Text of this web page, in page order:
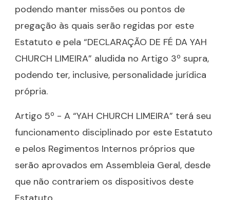
podendo manter missões ou pontos de
pregação às quais serão regidas por este
Estatuto e pela “DECLARAÇÃO DE FÉ DA YAH
CHURCH LIMEIRA” aludida no Artigo 3º supra,
podendo ter, inclusive, personalidade jurídica
própria.
Artigo 5º - A “YAH CHURCH LIMEIRA” terá seu
funcionamento disciplinado por este Estatuto
e pelos Regimentos Internos próprios que
serão aprovados em Assembleia Geral, desde
que não contrariem os dispositivos deste